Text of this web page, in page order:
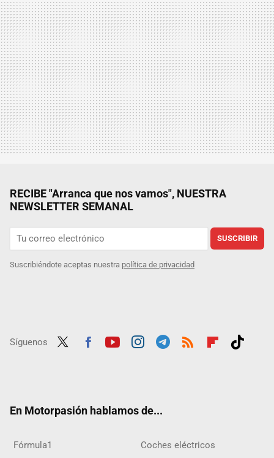
RECIBE "Arranca que nos vamos", NUESTRA
NEWSLETTER SEMANAL
SUSCRIBIR
Suscribiéndote aceptas nuestra política de privacidad
Síguenos
En Motorpasión hablamos de...
Fórmula1 Coches eléctricos